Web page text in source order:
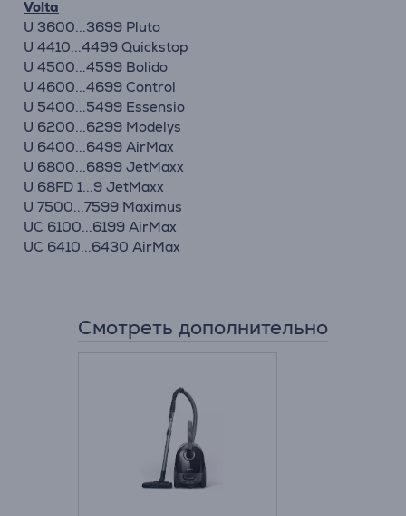
Volta
U 3600...3699 Pluto
U 4410...4499 Quickstop
U 4500...4599 Bolido
U 4600...4699 Control
U 5400...5499 Essensio
U 6200...6299 Modelys
U 6400...6499 AirMax
U 6800...6899 JetMaxx
U 68FD 1...9 JetMaxx
U 7500...7599 Maximus
UC 6100...6199 AirMax
UC 6410...6430 AirMax
Смотреть дополнительно